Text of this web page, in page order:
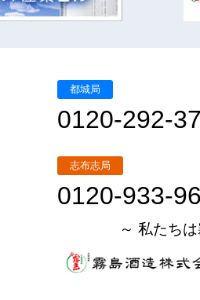
都城局
0120-292-
志布志局
0120-933-
～ 私たち